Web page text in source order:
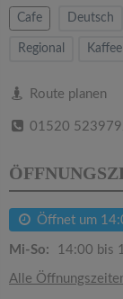
Cafe Deutsch
Regional
Route planen
01520
Öffnet um
Mi-So: 14:00 bis
Alle
v
i
i